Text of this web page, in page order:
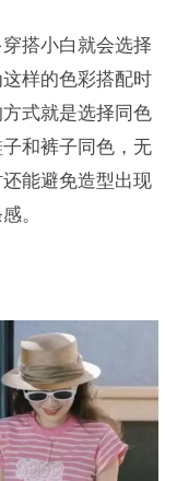
搭小白就会选择
样的色彩搭配时
式就是选择同色
和裤子同色，无
能避免造型出现
。